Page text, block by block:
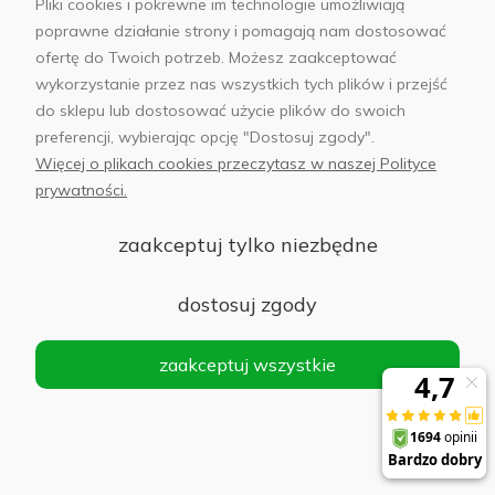
Powerbank indukcyjny Baseus Mini 5000 mAh
20 W Czarny - Black
Powiadom
Powerbank magnetyczny 5000mAh Ugreen
PB560, USB-C, 15W (beżowy)
Powiadom
Pliki cookies i pokrewne im technologie umożliwiają
poprawne działanie strony i pomagają nam dostosować
ofertę do Twoich potrzeb. Możesz zaakceptować
wykorzystanie przez nas wszystkich tych plików i przejść
do sklepu lub dostosować użycie plików do swoich
preferencji, wybierając opcję "Dostosuj zgody".
Więcej o plikach cookies przeczytasz w naszej Polityce
prywatności.
zaakceptuj tylko niezbędne
dostosuj zgody
zaakceptuj wszystkie